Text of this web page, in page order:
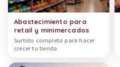
Abastecimiento para
retail y minimercados
Surtido completo para hacer
crecer tu tienda